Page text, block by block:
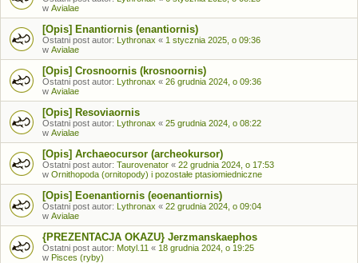
w Avialae
[Opis] Enantiornis (enantiornis)
Ostatni post autor: Lythronax « 1 stycznia 2025, o 09:36
w Avialae
[Opis] Crosnoornis (krosnoornis)
Ostatni post autor: Lythronax « 26 grudnia 2024, o 09:36
w Avialae
[Opis] Resoviaornis
Ostatni post autor: Lythronax « 25 grudnia 2024, o 08:22
w Avialae
[Opis] Archaeocursor (archeokursor)
Ostatni post autor: Taurovenator « 22 grudnia 2024, o 17:53
w Ornithopoda (ornitopody) i pozostałe ptasiomiedniczne
[Opis] Eoenantiornis (eoenantiornis)
Ostatni post autor: Lythronax « 22 grudnia 2024, o 09:04
w Avialae
{PREZENTACJA OKAZU} Jerzmanskaephos
Ostatni post autor: Motyl.11 « 18 grudnia 2024, o 19:25
w Pisces (ryby)